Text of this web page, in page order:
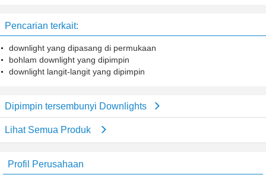
Pencarian terkait:
downlight yang dipasang di permukaan
bohlam downlight yang dipimpin
downlight langit-langit yang dipimpin
Dipimpin tersembunyi Downlights
Lihat Semua Produk
Profil Perusahaan